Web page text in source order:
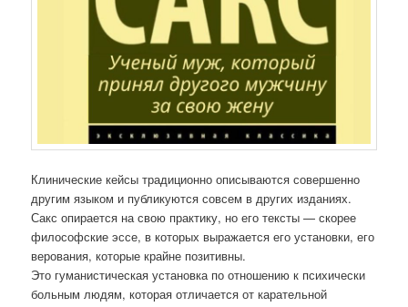
Клинические кейсы традиционно описываются совершенно
другим языком и публикуются совсем в других изданиях.
Сакс опирается на свою практику, но его тексты — скорее
философские эссе, в которых выражается его установки, его
верования, которые крайне позитивны.
Это гуманистическая установка по отношению к психически
больным людям, которая отличается от карательной